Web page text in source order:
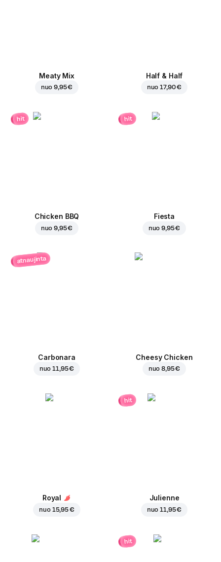
Meaty Mix
nuo9,95 €
Half & Half
nuo17,90 €
hit
Chicken BBQ
nuo9,95 €
hit
Fiesta
nuo9,95 €
atnaujinta
Carbonara
nuo11,95 €
Cheesy Chicken
nuo8,95 €
Royal
nuo 15,95 €
hit
Julienne
nuo11,95 €
hit